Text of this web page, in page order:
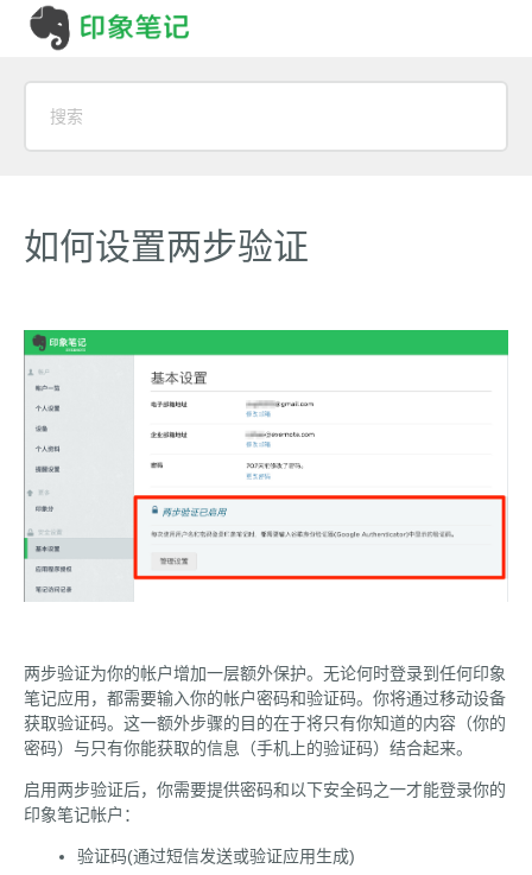
如何设置两步验证
两步验证为你的帐户增加一层额外保护。无论何时登录到任何印象
笔记应用，都需要输入你的帐户密码和验证码。你将通过移动设备
获取验证码。这一额外步骤的目的在于将只有你知道的内容（你的
密码）与只有你能获取的信息（手机上的验证码）结合起来。
启用两步验证后，你需要提供密码和以下安全码之一才能登录你的
印象笔记帐户：
验证码(通过短信发送或验证应用生成)